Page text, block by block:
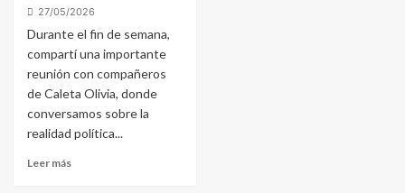
27/05/2026
Durante el fin de semana,
compartí una importante
reunión con compañeros
de Caleta Olivia, donde
conversamos sobre la
realidad política...
Leer más